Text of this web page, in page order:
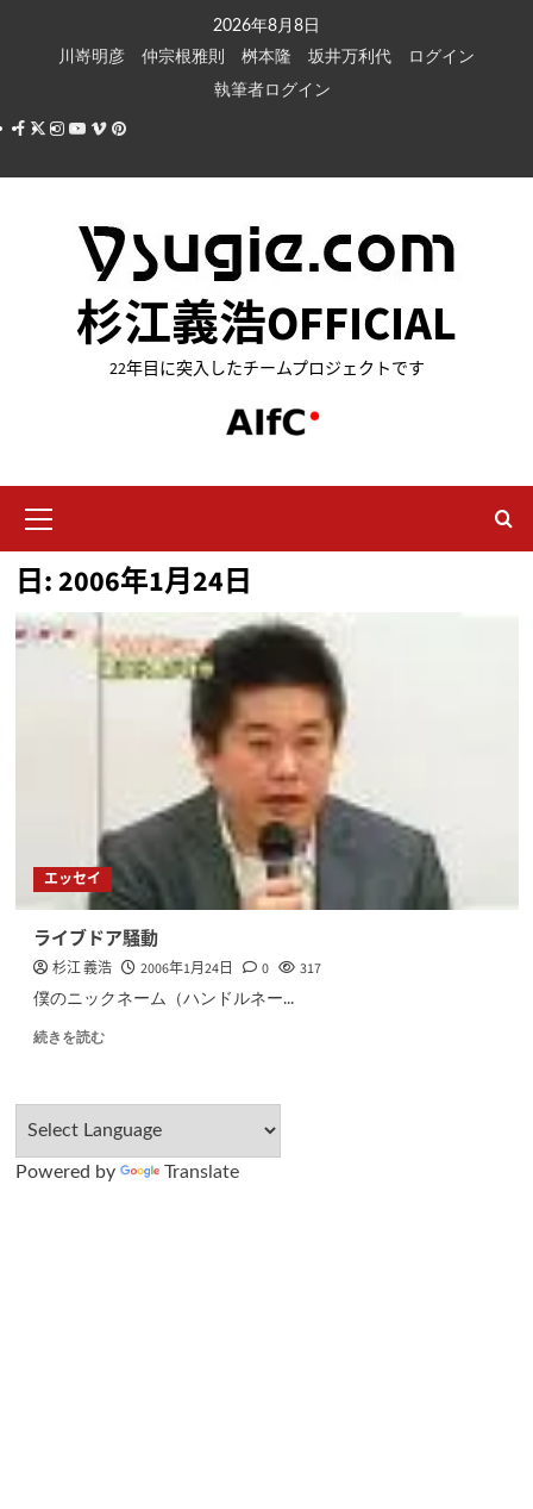
キ
2026年8月8日
川嵜明彦
仲宗根雅則 桝本隆 坂井万利代
ログイン
執筆者ログイン
Facebook
X Instagram
Youtube
VimeoPinterest
杉江義浩OFFICIAL
22年目に突入したチームプロジェクトです
イ
ン
メ
ュ
日:2006年1月24日
エッセイ
ライブドア騒動
杉江 義浩 2006年1月24日 0 317
僕のニックネーム（ハンドルネー...
続きを読む
Powered by Translate